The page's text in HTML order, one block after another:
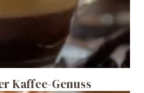
Kaffee-Genuss